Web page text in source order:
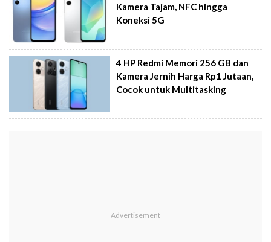
Kamera Tajam, NFC hingga
Koneksi 5G
4 HP Redmi Memori 256 GB dan
Kamera Jernih Harga Rp1 Jutaan,
Cocok untuk Multitasking